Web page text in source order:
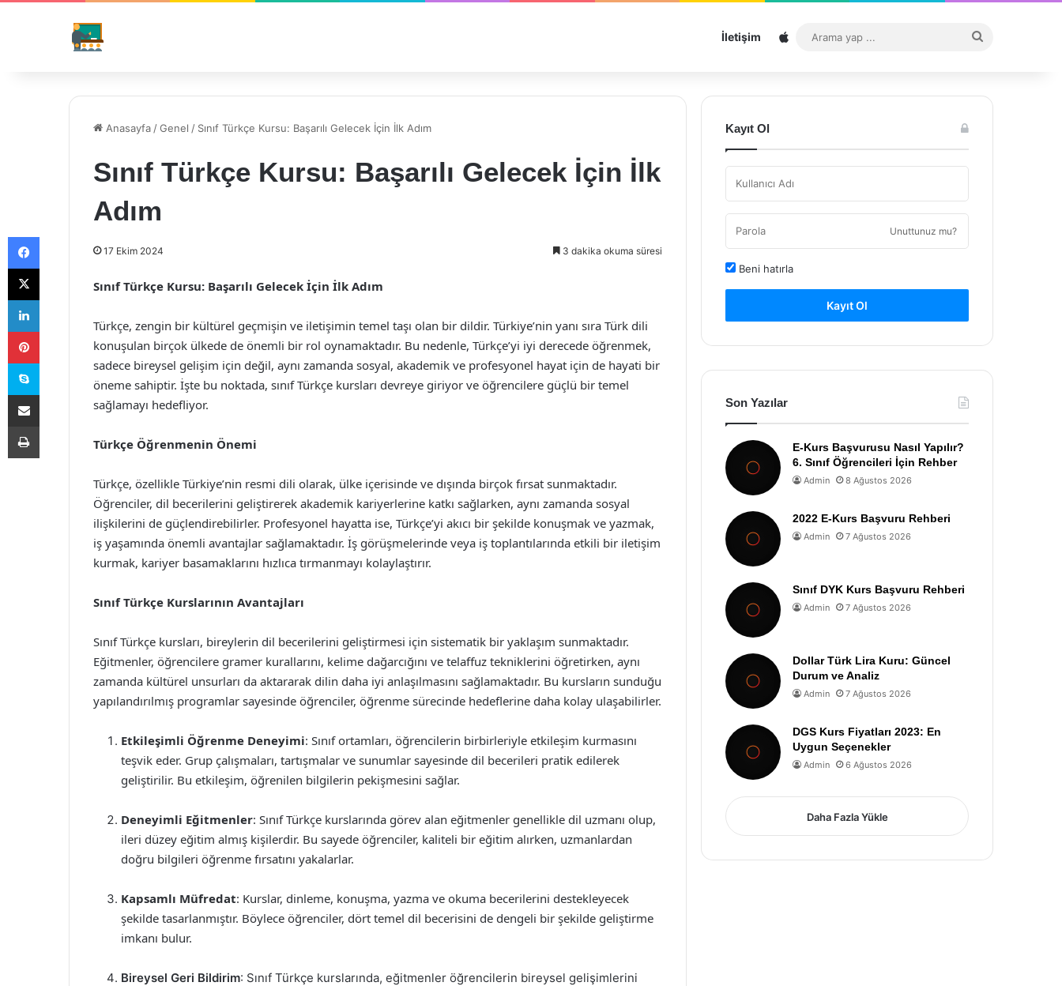
İletişim Sitemap
...
Anasayfa /Genel / Sınıf Türkçe Kursu: Başarılı Gelecek İçin İlk Adım
Sınıf Türkçe Kursu: Başarılı Gelecek İçin İlk
Adım
17 Ekim 2024 3 dakika okuma süresi
Sınıf Türkçe Kursu: Başarılı Gelecek İçin İlk Adım
Türkçe, zengin bir kültürel geçmişin ve iletişimin temel taşı olan bir dildir. Türkiye’nin yanı sıra Türk dili
konuşulan birçok ülkede de önemli bir rol oynamaktadır. Bu nedenle, Türkçe’yi iyi derecede öğrenmek,
sadece bireysel gelişim için değil, aynı zamanda sosyal, akademik ve profesyonel hayat için de hayati bir
öneme sahiptir. İşte bu noktada, sınıf Türkçe kursları devreye giriyor ve öğrencilere güçlü bir temel
sağlamayı hedefliyor.
Türkçe Öğrenmenin Önemi
Türkçe, özellikle Türkiye’nin resmi dili olarak, ülke içerisinde ve dışında birçok fırsat sunmaktadır.
Öğrenciler, dil becerilerini geliştirerek akademik kariyerlerine katkı sağlarken, aynı zamanda sosyal
ilişkilerini de güçlendirebilirler. Profesyonel hayatta ise, Türkçe’yi akıcı bir şekilde konuşmak ve yazmak,
iş yaşamında önemli avantajlar sağlamaktadır. İş görüşmelerinde veya iş toplantılarında etkili bir iletişim
kurmak, kariyer basamaklarını hızlıca tırmanmayı kolaylaştırır.
Sınıf Türkçe Kurslarının Avantajları
Sınıf Türkçe kursları, bireylerin dil becerilerini geliştirmesi için sistematik bir yaklaşım sunmaktadır.
Eğitmenler, öğrencilere gramer kurallarını, kelime dağarcığını ve telaffuz tekniklerini öğretirken, aynı
zamanda kültürel unsurları da aktararak dilin daha iyi anlaşılmasını sağlamaktadır. Bu kursların sunduğu
yapılandırılmış programlar sayesinde öğrenciler, öğrenme sürecinde hedeflerine daha kolay ulaşabilirler.
Etkileşimli Öğrenme Deneyimi: Sınıf ortamları, öğrencilerin birbirleriyle etkileşim kurmasını
teşvik eder. Grup çalışmaları, tartışmalar ve sunumlar sayesinde dil becerileri pratik edilerek
geliştirilir. Bu etkileşim, öğrenilen bilgilerin pekişmesini sağlar.
Deneyimli Eğitmenler: Sınıf Türkçe kurslarında görev alan eğitmenler genellikle dil uzmanı olup,
ileri düzey eğitim almış kişilerdir. Bu sayede öğrenciler, kaliteli bir eğitim alırken, uzmanlardan
doğru bilgileri öğrenme fırsatını yakalarlar.
Kapsamlı Müfredat: Kurslar, dinleme, konuşma, yazma ve okuma becerilerini destekleyecek
şekilde tasarlanmıştır. Böylece öğrenciler, dört temel dil becerisini de dengeli bir şekilde geliştirme
imkanı bulur.
Bireysel Geri Bildirim: Sınıf Türkçe kurslarında, eğitmenler öğrencilerin bireysel gelişimlerini
Kayıt Ol
Unuttunuz mu?
Beni hatırla
Kayıt Ol
Son Yazılar
E-Kurs Başvurusu Nasıl Yapılır?
6. Sınıf Öğrencileri İçin Rehber
Admin 8 Ağustos 2026
2022 E-Kurs Başvuru Rehberi
Admin 7 Ağustos 2026
Sınıf DYK Kurs Başvuru Rehberi
Admin 7 Ağustos 2026
Dollar Türk Lira Kuru: Güncel
Durum ve Analiz
Admin 7 Ağustos 2026
DGS Kurs Fiyatları 2023: En
Uygun Seçenekler
Admin 6 Ağustos 2026
Daha Fazla Yükle
Facebook
X
LinkedIn
Pinterest
Skype
E-Posta ile paylaş